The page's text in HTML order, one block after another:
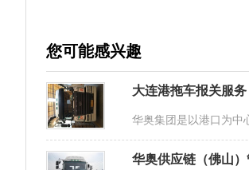
您可能感兴趣
大连港拖车报关服
华奥集团是以港口为中
华奥供应链（佛山）